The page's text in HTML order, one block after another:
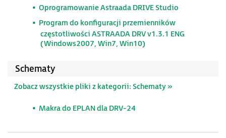
Oprogramowanie Astraada DRIVE Studio
Program do konfiguracji przemienników
częstotliwości ASTRAADA DRV v1.3.1 ENG
(Windows2007, Win7, Win10)
Schematy
Zobacz wszystkie pliki z kategorii: Schematy »
Makra do EPLAN dla DRV-24